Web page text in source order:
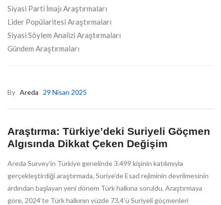
Siyasi Parti İmajı Araştırmaları
Lider Popülaritesi Araştırmaları
Siyasi Söylem Analizi Araştırmaları
Gündem Araştırmaları
By Areda 29 Nisan 2025
Araştırma: Türkiye’deki Suriyeli Göçmen
Algısında Dikkat Çeken Değişim
Areda Survey’in Türkiye genelinde 3.499 kişinin katılımıyla
gerçekleştirdiği araştırmada, Suriye’de Esad rejiminin devrilmesinin
ardından başlayan yeni dönem Türk halkına soruldu. Araştırmaya
göre, 2024’te Türk halkının yüzde 73,4’ü Suriyeli göçmenleri